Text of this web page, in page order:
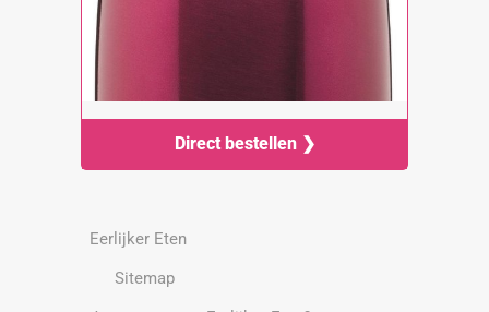
Direct bestellen ❯
Eerlijker Eten
Sitemap